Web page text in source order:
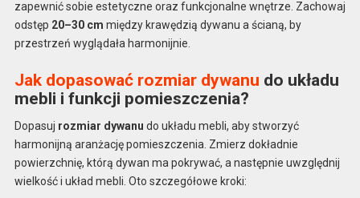
zapewnić sobie estetyczne oraz funkcjonalne wnętrze. Zachowaj
odstęp 20–30 cm między krawędzią dywanu a ścianą, by
przestrzeń wyglądała harmonijnie.
Jak dopasować rozmiar dywanu do układu
mebli i funkcji pomieszczenia?
Dopasuj rozmiar dywanu do układu mebli, aby stworzyć
harmonijną aranżację pomieszczenia. Zmierz dokładnie
powierzchnię, którą dywan ma pokrywać, a następnie uwzględnij
wielkość i układ mebli. Oto szczegółowe kroki: